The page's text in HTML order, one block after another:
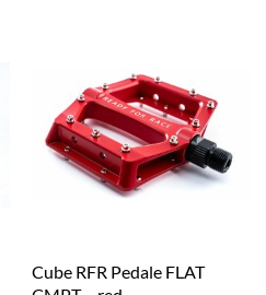
Cube RFR Pedale FLAT